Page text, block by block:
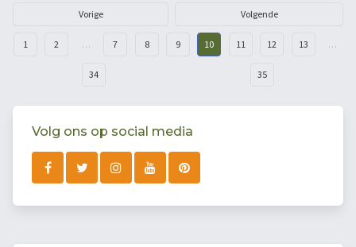
Vorige Volgende
1 2 … 7 8 9 10 11 12 13 …
34 35
Volg ons op social media